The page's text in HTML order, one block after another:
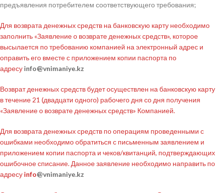
предъявления потребителем соответствующего требования;
Для возврата денежных средств на банковскую карту необходимо
заполнить «Заявление о возврате денежных средств», которое
высылается по требованию компанией на электронный адрес и
оправить его вместе с приложением копии паспорта по
адресу info@vnimaniye.kz
Возврат денежных средств будет осуществлен на банковскую карту
в течение 21 (двадцати одного) рабочего дня со дня получения
«Заявление о возврате денежных средств» Компанией.
Для возврата денежных средств по операциям проведенными с
ошибками необходимо обратиться с письменным заявлением и
приложением копии паспорта и чеков/квитанций, подтверждающих
ошибочное списание. Данное заявление необходимо направить по
адресу info@vnimaniye.kz